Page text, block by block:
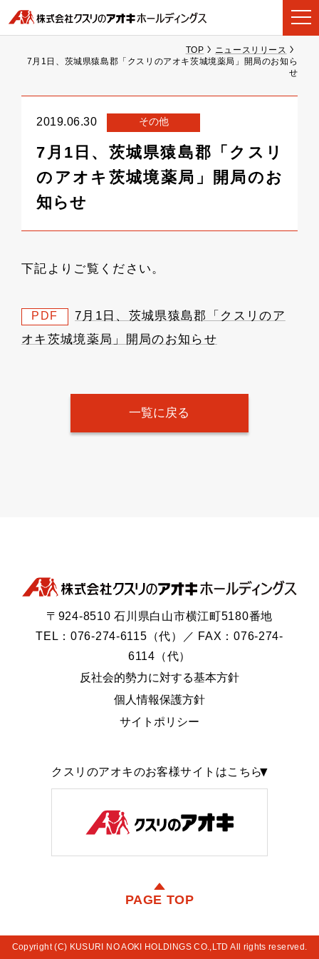
TOP
ニュースリリース
7月1日、茨城県猿島郡「クスリのアオキ茨城境薬局」開局のお知ら
せ
2019.06.30 その他
7月1日、茨城県猿島郡「クスリ
のアオキ茨城境薬局」開局のお
知らせ
下記よりご覧ください。
PDF
7月1日、茨城県猿島郡「クスリのア
オキ茨城境薬局」開局のお知らせ
一覧に戻る
〒924-8510 石川県白山市横江町5180番地
TEL：076-274-6115（代）／ FAX：076-274-
6114（代）
反社会的勢力に対する基本方針
個人情報保護方針
サイトポリシー
クスリのアオキのお客様サイトはこちら
PAGE TOP
Copyright (C) KUSURI NO AOKI HOLDINGS CO.,LTD All rights reserved.